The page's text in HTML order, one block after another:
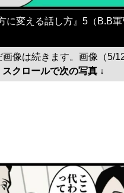
に変える話し方』5（B.B
画像は続きます。画像（5/12
スクロールで次の写真 ↓